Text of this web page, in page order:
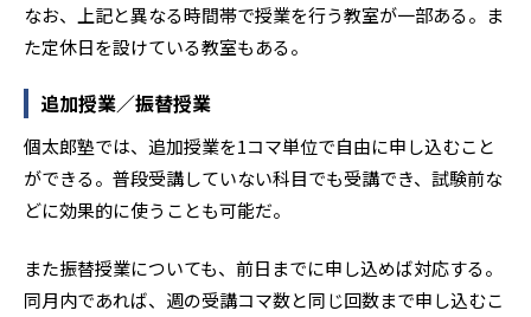
なお、上記と異なる時間帯で授業を行う教室が一部ある。ま
た定休日を設けている教室もある。
追加授業／振替授業
個太郎塾では、追加授業を1コマ単位で自由に申し込むこと
ができる。普段受講していない科目でも受講でき、試験前な
どに効果的に使うことも可能だ。
また振替授業についても、前日までに申し込めば対応する。
同月内であれば、週の受講コマ数と同じ回数まで申し込むこ